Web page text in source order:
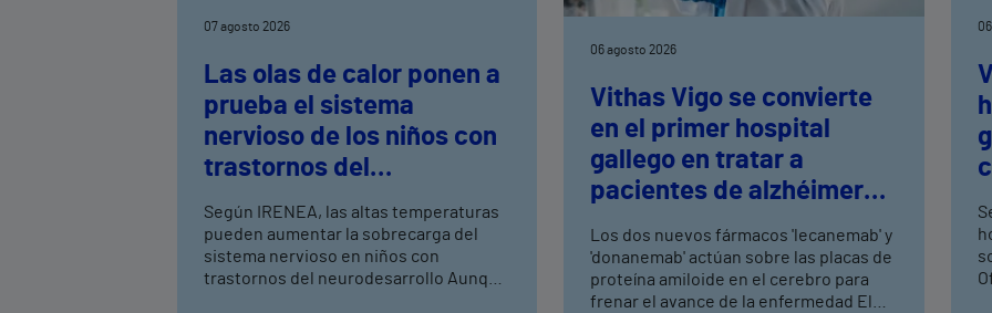
07 agosto 2026
Las olas de calor ponen a
prueba el sistema
nervioso de los niños con
trastornos del
neurodesarrollo, según
expertos en
neurorrehabilitación
pediátrica de Vithas
Según IRENEA, las altas temperaturas
pueden aumentar la sobrecarga del
sistema nervioso en niños con
trastornos del neurodesarrollo Aunque
06 agosto 2026
Vithas Vigo se convierte
en el primer hospital
gallego en tratar a
pacientes de alzhéimer
en fase leve con terapias
antiamiloide
Los dos nuevos fármacos 'lecanemab' y
'donanemab' actúan sobre las placas de
proteína amiloide en el cerebro para
frenar el avance de la enfermedad El